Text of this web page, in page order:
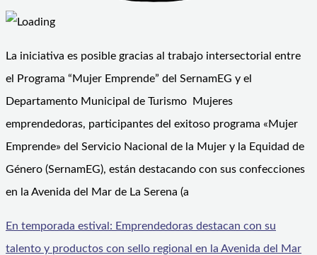
La iniciativa es posible gracias al trabajo intersectorial entre
el Programa “Mujer Emprende” del SernamEG y el
Departamento Municipal de Turismo Mujeres
emprendedoras, participantes del exitoso programa «Mujer
Emprende» del Servicio Nacional de la Mujer y la Equidad de
Género (SernamEG), están destacando con sus confecciones
en la Avenida del Mar de La Serena (a
En temporada estival: Emprendedoras destacan con su
talento y productos con sello regional en la Avenida del Mar